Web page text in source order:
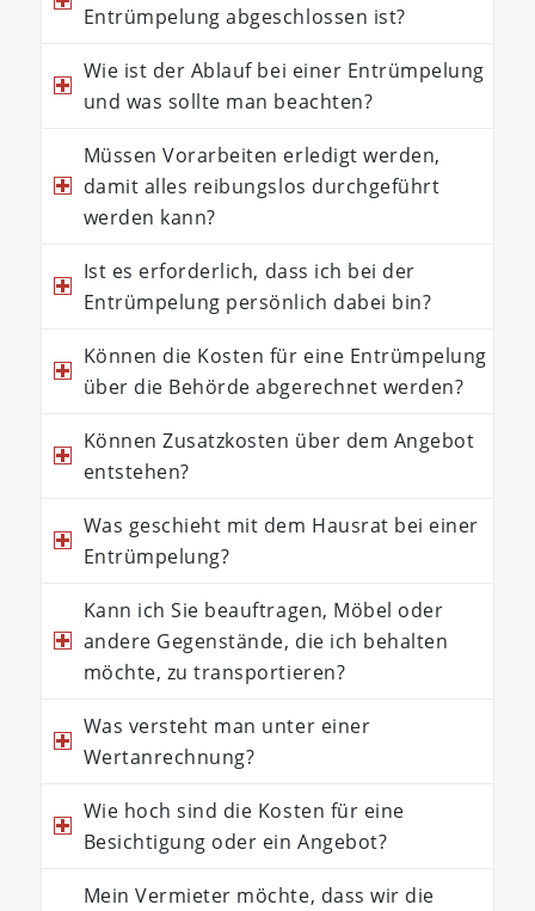
Entrümpelung abgeschlossen ist?
Wie ist der Ablauf bei einer Entrümpelung
und was sollte man beachten?
Müssen Vorarbeiten erledigt werden,
damit alles reibungslos durchgeführt
werden kann?
Ist es erforderlich, dass ich bei der
Entrümpelung persönlich dabei bin?
Können die Kosten für eine Entrümpelung
über die Behörde abgerechnet werden?
Können Zusatzkosten über dem Angebot
entstehen?
Was geschieht mit dem Hausrat bei einer
Entrümpelung?
Kann ich Sie beauftragen, Möbel oder
andere Gegenstände, die ich behalten
möchte, zu transportieren?
Was versteht man unter einer
Wertanrechnung?
Wie hoch sind die Kosten für eine
Besichtigung oder ein Angebot?
Mein Vermieter möchte, dass wir die